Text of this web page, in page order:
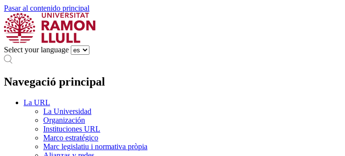
Pasar al contenido principal
Select your language
Navegació principal
La URL
La Universidad
Organización
Instituciones URL
Marco estratégico
Marc legislatiu i normativa pròpia